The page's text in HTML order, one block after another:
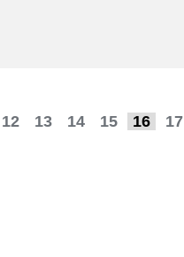
12 13 14 15 16 17